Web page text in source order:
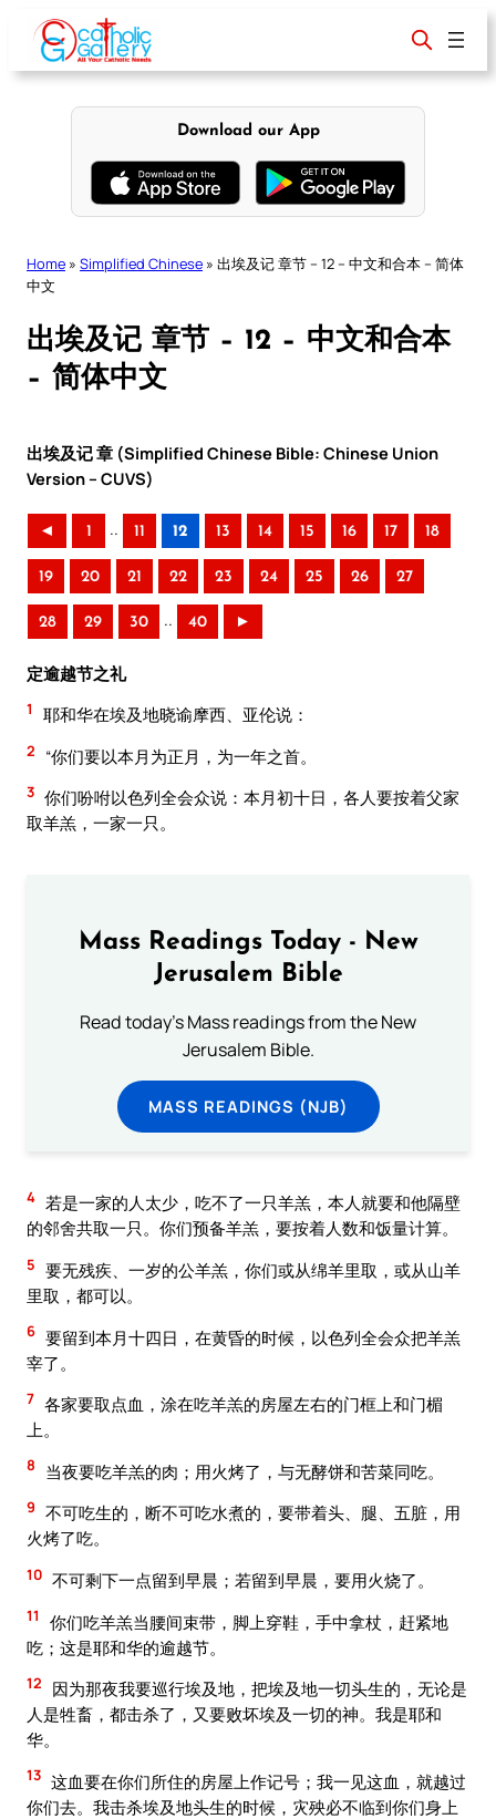
content
Download our App
Home » Simplified Chinese » 出埃及记 章节 – 12 – 中文和合本 – 简体
中文
出埃及记 章节 – 12 – 中文和合本
– 简体中文
出埃及记 章 (Simplified Chinese Bible: Chinese Union
Version – CUVS)
◄ 1 .. 11 12 13 14 15 16 17 18
19 20 21 22 23 24 25 26 27
28 29 30 .. 40 ►
定逾越节之礼
1 耶和华在埃及地晓谕摩西、亚伦说：
2 “你们要以本月为正月，为一年之首。
3 你们吩咐以色列全会众说：本月初十日，各人要按着父家
取羊羔，一家一只。
Mass Readings Today - New
Jerusalem Bible
Read today's Mass readings from the New
Jerusalem Bible.
MASS READINGS (NJB)
4 若是一家的人太少，吃不了一只羊羔，本人就要和他隔壁
的邻舍共取一只。你们预备羊羔，要按着人数和饭量计算。
5 要无残疾、一岁的公羊羔，你们或从绵羊里取，或从山羊
里取，都可以。
6 要留到本月十四日，在黄昏的时候，以色列全会众把羊羔
宰了。
7 各家要取点血，涂在吃羊羔的房屋左右的门框上和门楣
上。
8 当夜要吃羊羔的肉；用火烤了，与无酵饼和苦菜同吃。
9 不可吃生的，断不可吃水煮的，要带着头、腿、五脏，用
火烤了吃。
10 不可剩下一点留到早晨；若留到早晨，要用火烧了。
11
你们吃羊羔当腰间束带，脚上穿鞋，手中拿杖，赶紧地
吃；这是耶和华的逾越节。
12
因为那夜我要巡行埃及地，把埃及地一切头生的，无论是
人是牲畜，都击杀了，又要败坏埃及一切的神。我是耶和
华。
13 这血要在你们所住的房屋上作记号；我一见这血，就越过
你们去。我击杀埃及地头生的时候，灾殃必不临到你们身上